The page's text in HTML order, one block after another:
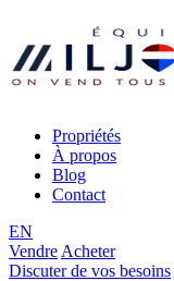
Propriétés
À propos
Blog
Contact
EN
Vendre Acheter
Discuter de vos besoins